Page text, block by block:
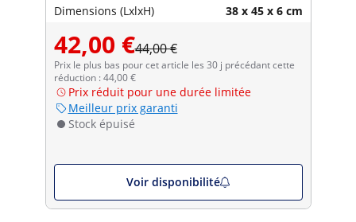
Dimensions (LxlxH) 38 x 45 x 6 cm
42,00 €44,00 €
Prix le plus bas pour cet article les 30 j précédant cette
réduction : 44,00 €
Prix réduit pour une durée limitée
Meilleur prix garanti
Stock épuisé
Voir disponibilité